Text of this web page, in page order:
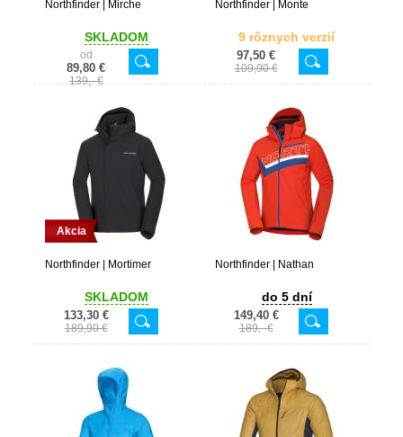
Northfinder | Mirche
SKLADOM
od
89,80 €
139,- €
Northfinder | Monte
9 rôznych verzií
97,50 €
109,90 €
Akcia
Northfinder | Mortimer
SKLADOM
133,30 €
189,90 €
Northfinder | Nathan
do 5 dní
149,40 €
189,- €